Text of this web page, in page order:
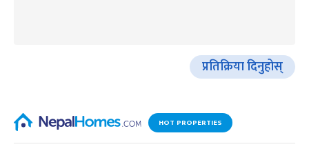
प्रतिक्रिया दिनुहोस्
HOT PROPERTIES